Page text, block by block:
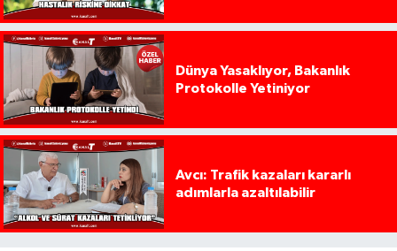
Dünya Yasaklıyor, Bakanlık
Protokolle Yetiniyor
Avcı: Trafik kazaları kararlı
adımlarla azaltılabilir